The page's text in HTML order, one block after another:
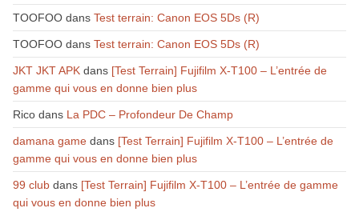
TOOFOOdans Test terrain: Canon EOS 5Ds (R)
TOOFOOdans Test terrain: Canon EOS 5Ds (R)
JKT JKT APKdans [Test Terrain] Fujifilm X-T100 – L’entrée de
gamme qui vous en donne bien plus
Ricodans La PDC – Profondeur De Champ
damana gamedans [Test Terrain] Fujifilm X-T100 – L’entrée de
gamme qui vous en donne bien plus
99 clubdans [Test Terrain] Fujifilm X-T100 – L’entrée de gamme
qui vous en donne bien plus